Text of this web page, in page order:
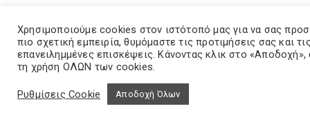
Χρησιμοποιούμε cookies στον ιστότοπό μας για να σας
πιο σχετική εμπειρία, θυμόμαστε τις προτιμήσεις σας και
επανειλημμένες επισκέψεις. Κάνοντας κλικ στο
τη χρήση ΟΛΩΝ των cookies.
Ρυθμίσεις Cookie Αποδοχή Όλων